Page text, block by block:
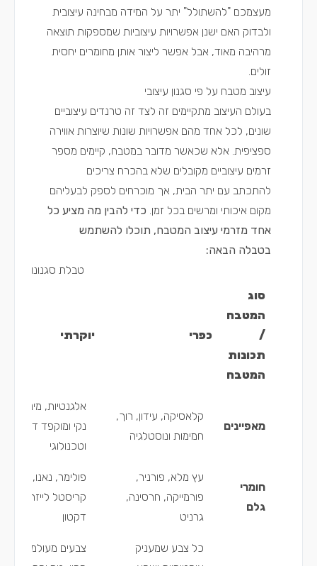
מעצמכם "להשתולל" יתר על המידה מבחינה עיצובית
ולבדוק האם ישנן אפשרויות עיצוביות שמספקות תוצאה
מרהיבה מאוד, אבל אפשר ליצור אותן מחומרים יחסית
זולים.
עיצוב מטבח על פי סגנון עיצובי
בעולם העיצוב מתקיימים זה לצד זה טרנדים עיצוביים
שונים, לכל אחד מהם אפשרויות שונות שיוצרות אווירה
ספציפית. אלא שכאשר מדובר במטבח, קיימים מספר
זרמים עיצוביים מקובלים שלא בהכרח צריכים
להתכתב עם יתר הבית, אך מוכרחים לספק לבעליהם
מקום איכותי ומרשים בכל זמן. כדי להבין מה מציע כל
אחד מזרמי עיצוב המטבח, תוכלו להשתמש
בטבלה הבאה:
טבלת סגנונות
סוג
המטבח
/
תכונות
המטבח
כפרי יוקרתי
מאפיינים
קלאסיקה, עידון, רוך,
חמימות ונוסטלגיה
אלגנטיות, מינימליזם,
נקי ומוקפד דומיננטי
וטכנולוגי
חומרי
גלם
עץ מלא, פורניר,
פורמייקה, חרסינה,
גרניט
פולימר, נאנו, היי-
קריסטל לייזר,
דקטון
כל צבע שמעניק
צבעים מעולמות